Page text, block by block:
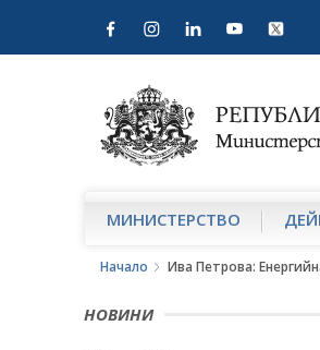
МИНИСТЕРСТВО
Начало Ива Петрова:
НОВИНИ